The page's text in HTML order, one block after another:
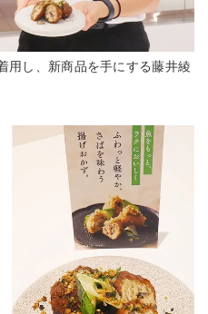
用し、新商品を手にする藤井綾